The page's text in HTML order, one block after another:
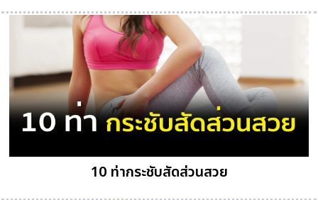
10 ท่ากระชับสัดส่วนสวย